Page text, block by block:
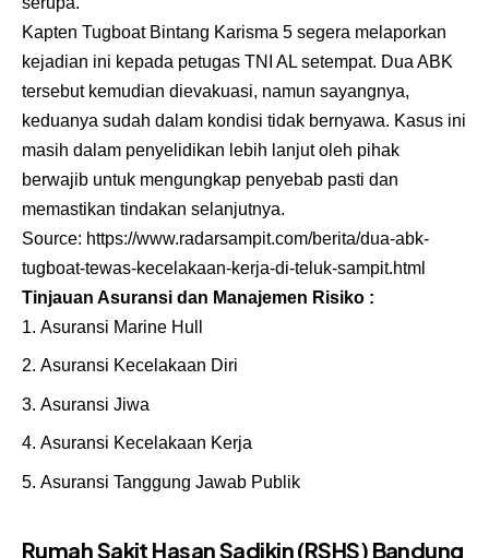
Kapten Tugboat Bintang Karisma 5 segera melaporkan
kejadian ini kepada petugas TNI AL setempat. Dua ABK
tersebut kemudian dievakuasi, namun sayangnya,
keduanya sudah dalam kondisi tidak bernyawa. Kasus ini
masih dalam penyelidikan lebih lanjut oleh pihak
berwajib untuk mengungkap penyebab pasti dan
memastikan tindakan selanjutnya.
Source: https://www.radarsampit.com/berita/dua-abk-
tugboat-tewas-kecelakaan-kerja-di-teluk-sampit.html
Tinjauan Asuransi dan Manajemen Risiko :
Asuransi Marine Hull
Asuransi Kecelakaan Diri
Asuransi Jiwa
Asuransi Kecelakaan Kerja
Asuransi Tanggung Jawab Publik
Rumah Sakit Hasan Sadikin (RSHS) Bandung